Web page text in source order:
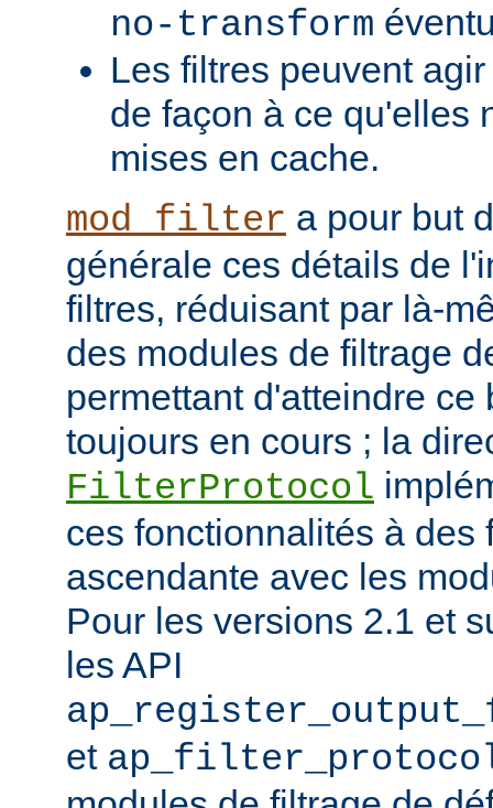
no-transform
Les filtres peuvent
de façon à ce qu'elles
mises en cache.
mod_filter a pour but
générale ces détails de
filtres, réduisant par là-
des modules de filtrage
permettant d'atteindre ce
toujours en cours ; la
FilterProtocol
ces fonctionnalités à des
ascendante avec les
Pour les versions 2.1 et
les API
et